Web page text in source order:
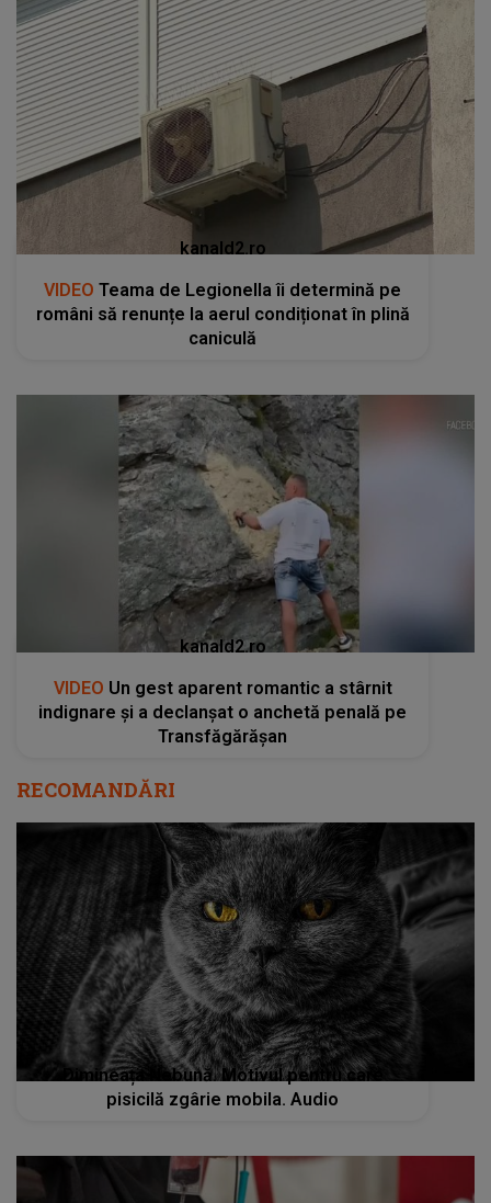
kanald2.ro
VIDEO Teama de Legionella îi determină pe
români să renunțe la aerul condiționat în plină
caniculă
kanald2.ro
VIDEO Un gest aparent romantic a stârnit
indignare și a declanșat o anchetă penală pe
Transfăgărășan
RECOMANDĂRI
Dimineața Nebună. Motivul pentru care
pisicilă zgârie mobila. Audio